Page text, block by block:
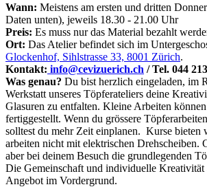
Wann: Meistens am ersten und dritten
Daten unten), jeweils 18.30 - 21.00 Uhr
Preis: Es muss nur das Material bezahlt
Ort: Das Atelier befindet sich im
Glockenhof, Sihlstrasse 33, 8001 Zürich.
Kontakt: info@cevizuerich.ch / Tel. 044
Was genau? Du bist herzlich eingeladen, im
Werkstatt unseres Töpferateliers deine
Glasuren zu entfalten. Kleine Arbeiten
fertiggestellt. Wenn du grössere
solltest du mehr Zeit einplanen. Kurse bieten
arbeiten nicht mit elektrischen Drehscheiben.
aber bei deinem Besuch die grundlegenden
Die Gemeinschaft und individuelle Kreativität
Angebot im Vordergrund.